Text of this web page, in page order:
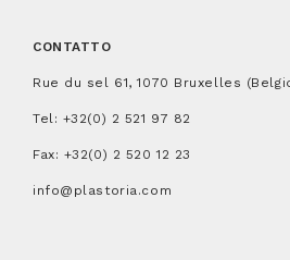
CONTATTO
Rue du sel 61, 1070 Bruxelles
Tel: +32(0) 2 521 97 82
Fax: +32(0) 2 520 12 23
info@plastoria.com